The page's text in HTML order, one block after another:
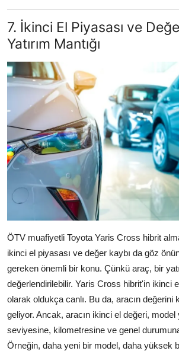
7. İkinci El Piyasası ve
Yatırım Mantığı
ÖTV muafiyetli Toyota Yaris Cross hibrit
ikinci el piyasası ve değer kaybı da göz
gereken önemli bir konu. Çünkü araç, bir
değerlendirilebilir. Yaris Cross hibrit'in ikinci
olarak oldukça canlı. Bu da, aracın değerini
geliyor. Ancak, aracın ikinci el değeri, model
seviyesine, kilometresine ve genel
Örneğin, daha yeni bir model, daha yüksek